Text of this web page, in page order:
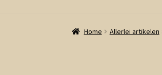
Home Allerlei artikelen